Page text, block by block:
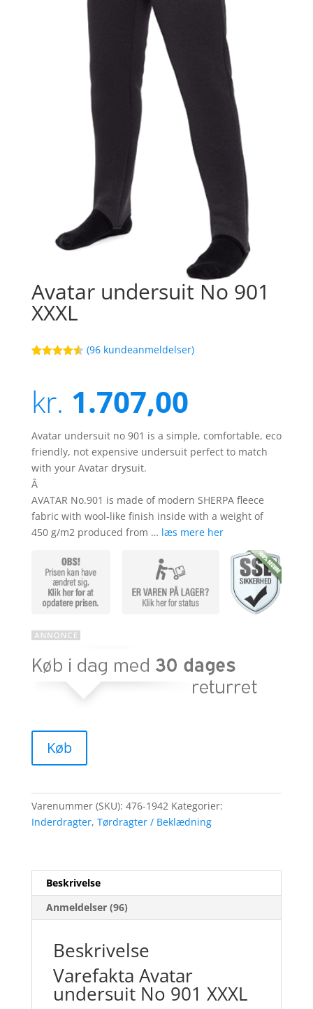
Avatar undersuit No 901
XXXL
baseret
på
kundebedø
(96 kundeanmeldelser)
kr. 1.707,00
Avatar undersuit no 901 is a simple, comfortable, eco
friendly, not expensive undersuit perfect to match
with your Avatar drysuit.
Â
AVATAR No.901 is made of modern SHERPA fleece
fabric with wool-like finish inside with a weight of
450 g/m2 produced from … læs mere her
Køb
Varenummer (SKU): 476-1942 Kategorier:
Inderdragter, Tørdragter / Beklædning
Beskrivelse
Anmeldelser (96)
Beskrivelse
Varefakta Avatar
undersuit No 901 XXXL